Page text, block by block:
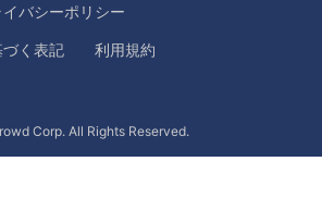
イバシーポリシー
く表記 利用規約
Corp. All Rights Reserved.